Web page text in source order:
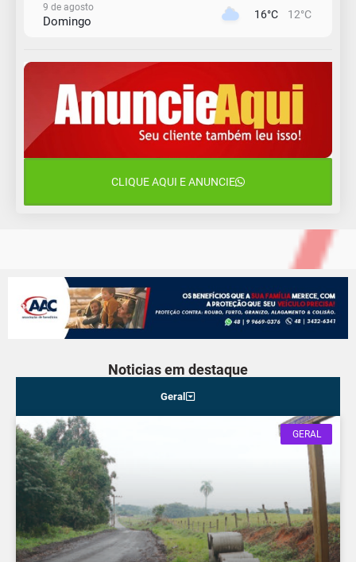
9 de agosto
Domingo 16°C 12°C
Segunda-Feira
11 de agosto
Terça-Feira
Quarta-Feira
CLIQUE AQUI E ANUNCIE
Noticias em destaque
Geral
GERAL